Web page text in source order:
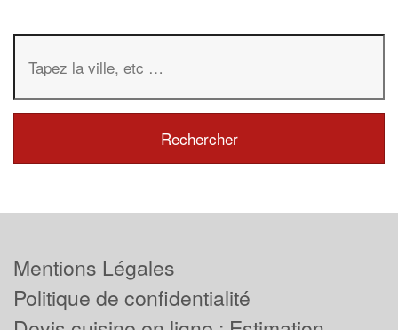
Mentions Légales
Politique de confidentialité